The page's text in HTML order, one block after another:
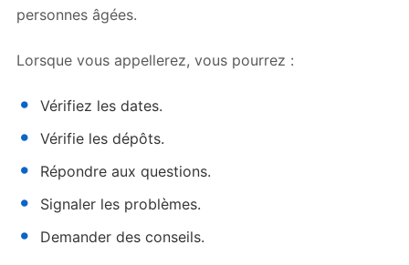
personnes âgées.
Lorsque vous appellerez, vous pourrez :
Vérifiez les dates.
Vérifie les dépôts.
Répondre aux questions.
Signaler les problèmes.
Demander des conseils.